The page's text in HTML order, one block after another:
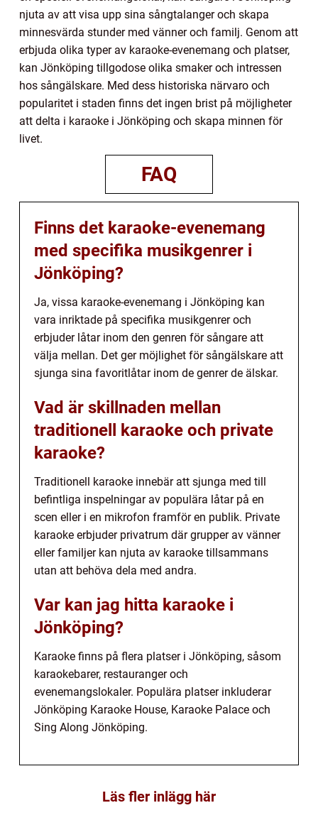
njuta av att visa upp sina sångtalanger och skapa
minnesvärda stunder med vänner och familj. Genom att
erbjuda olika typer av karaoke-evenemang och platser,
kan Jönköping tillgodose olika smaker och intressen
hos sångälskare. Med dess historiska närvaro och
popularitet i staden finns det ingen brist på möjligheter
att delta i karaoke i Jönköping och skapa minnen för
livet.
FAQ
Finns det karaoke-evenemang
med specifika musikgenrer i
Jönköping?
Ja, vissa karaoke-evenemang i Jönköping kan
vara inriktade på specifika musikgenrer och
erbjuder låtar inom den genren för sångare att
välja mellan. Det ger möjlighet för sångälskare att
sjunga sina favoritlåtar inom de genrer de älskar.
Vad är skillnaden mellan
traditionell karaoke och private
karaoke?
Traditionell karaoke innebär att sjunga med till
befintliga inspelningar av populära låtar på en
scen eller i en mikrofon framför en publik. Private
karaoke erbjuder privatrum där grupper av vänner
eller familjer kan njuta av karaoke tillsammans
utan att behöva dela med andra.
Var kan jag hitta karaoke i
Jönköping?
Karaoke finns på flera platser i Jönköping, såsom
karaokebarer, restauranger och
evenemangslokaler. Populära platser inkluderar
Jönköping Karaoke House, Karaoke Palace och
Sing Along Jönköping.
Läs fler inlägg här